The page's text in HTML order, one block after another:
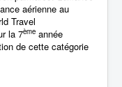
aérienne au
Travel
la 7ème année
de cette catégorie